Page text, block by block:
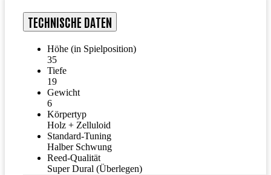
TECHNISCHE DATEN
Höhe (in Spielposition)
35
Tiefe
19
Gewicht
6
Körpertyp
Holz + Zelluloid
Standard-Tuning
Halber Schwung
Reed-Qualität
Super Dural (Überlegen)